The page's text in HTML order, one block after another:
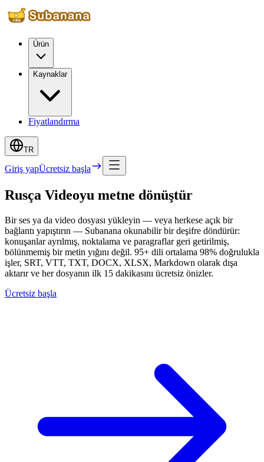
Ürün
Kaynaklar
Fiyatlandırma
TR
Giriş yapÜcretsiz başla
Rusça Videoyu metne dönüştür
Bir ses ya da video dosyası yükleyin — veya herkese açık bir
bağlantı yapıştırın — Subanana okunabilir bir deşifre döndürür:
konuşanlar ayrılmış, noktalama ve paragraflar geri getirilmiş,
bölünmemiş bir metin yığını değil. 95+ dili ortalama 98% doğrulukla
işler, SRT, VTT, TXT, DOCX, XLSX, Markdown olarak dışa
aktarır ve her dosyanın ilk 15 dakikasını ücretsiz önizler.
Ücretsiz başla